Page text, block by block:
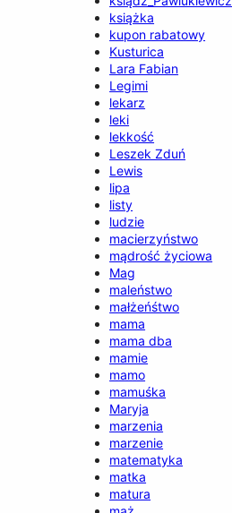
książka
kupon rabatowy
Kusturica
Lara Fabian
Legimi
lekarz
leki
lekkość
Leszek Zduń
Lewis
lipa
listy
ludzie
macierzyństwo
mądrość życiowa
Mag
maleństwo
małżeńśtwo
mama
mama dba
mamie
mamo
mamuśka
Maryja
marzenia
marzenie
matematyka
matka
matura